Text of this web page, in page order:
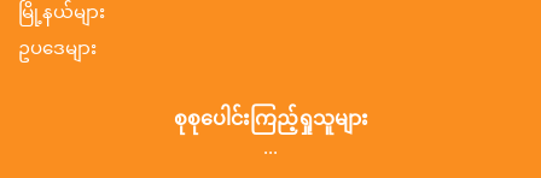
မြို့နယ်များ
ဥပဒေများ
စုစုပေါင်းကြည့်ရှုသူများ
...